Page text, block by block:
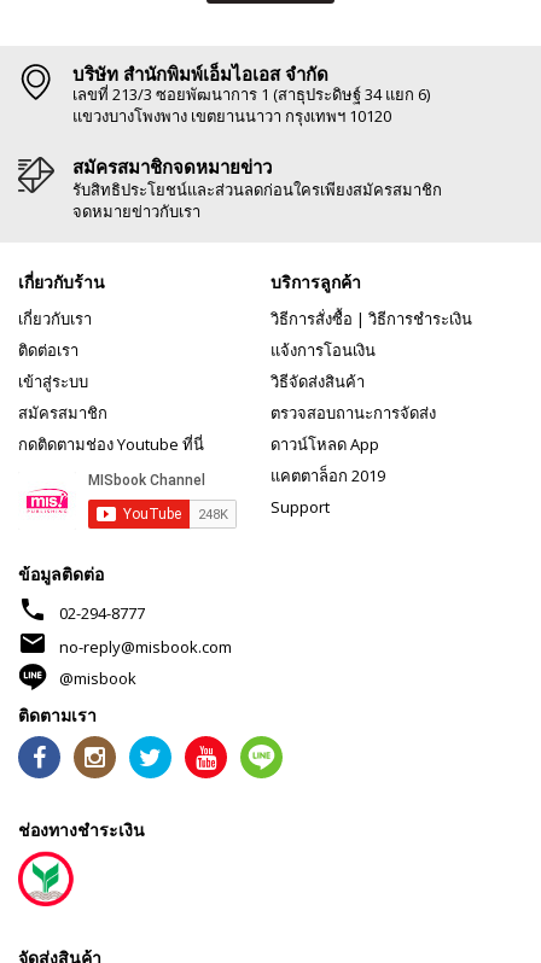
บริษัท สำนักพิมพ์เอ็มไอเอส จำกัด
เลขที่ 213/3 ซอยพัฒนาการ 1 (สาธุประดิษฐ์ 34 แยก 6)
แขวงบางโพงพาง เขตยานนาวา กรุงเทพฯ 10120
สมัครสมาชิกจดหมายข่าว
รับสิทธิประโยชน์และส่วนลดก่อนใครเพียงสมัครสมาชิก
จดหมายข่าวกับเรา
เกี่ยวกับร้าน
เกี่ยวกับเรา
ติดต่อเรา
เข้าสู่ระบบ
สมัครสมาชิก
กดติดตามช่อง Youtube ที่นี่
บริการลูกค้า
วิธีการสั่งซื้อ | วิธีการชำระเงิน
แจ้งการโอนเงิน
วิธีจัดส่งสินค้า
ตรวจสอบถานะการจัดส่ง
ดาวน์โหลด App
แคตตาล็อก 2019
Support
ข้อมูลติดต่อ
phone 02-294-8777
mail
no-reply@misbook.com
@misbook
ติดตามเรา
ช่องทางชำระเงิน
จัดส่งสินค้า